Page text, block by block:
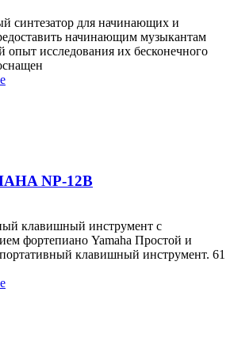
синтезатор для начинающих и
начинающим музыкантам
опыт исследования их бесконечного
NP-12B
клавишный инструмент с
фортепиано Yamaha Простой и
клавишный инструмент. 61